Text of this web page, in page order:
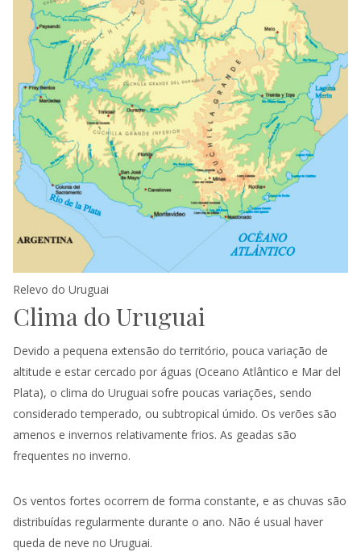
Relevo do Uruguai
Clima do Uruguai
Devido a pequena extensão do território, pouca variação de
altitude e estar cercado por águas (Oceano Atlântico e Mar del
Plata), o clima do Uruguai sofre poucas variações, sendo
considerado temperado, ou subtropical úmido. Os verões são
amenos e invernos relativamente frios. As geadas são
frequentes no inverno.
Os ventos fortes ocorrem de forma constante, e as chuvas são
distribuídas regularmente durante o ano. Não é usual haver
queda de neve no Uruguai.